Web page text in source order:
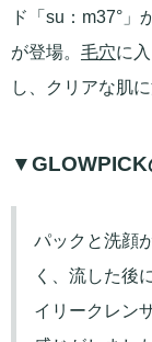
ド「su：m37°」
が登場。 毛穴に
し、クリアな肌
▼GLOWPICK
パックと洗顔
く、流した後
イリークレン